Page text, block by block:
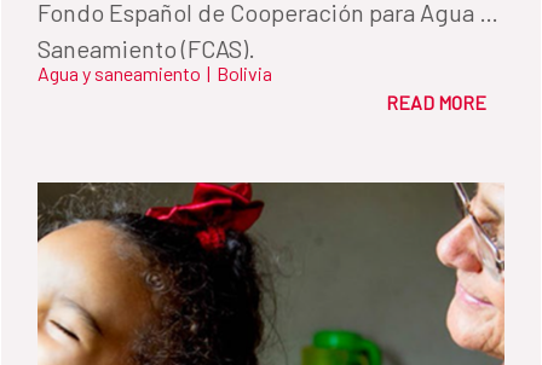
Fondo Español de Cooperación para Agua y
Saneamiento (FCAS).
Agua y saneamiento | Bolivia
READ MORE